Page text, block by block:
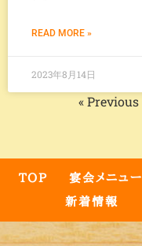
READ MORE »
2023年8月14日
« Previous
TOP 宴会メニュー
新着情報